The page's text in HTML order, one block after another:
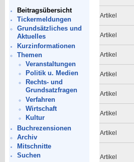
Beitragsübersicht
Tickermeldungen
Grundsätzliches und
Aktuelles
Kurzinformationen
Themen
Veranstaltungen
Politik u. Medien
Rechts- und
Grundsatzfragen
Verfahren
Wirtschaft
Kultur
Buchrezensionen
Archiv
Mitschnitte
Suchen
Artikel
Artikel
Artikel
Artikel
Artikel
Artikel
Artikel
Artikel